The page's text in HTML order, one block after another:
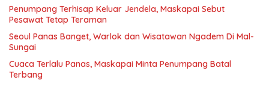
Penumpang Terhisap Keluar Jendela, Maskapai Sebut
Pesawat Tetap Teraman
Seoul Panas Banget, Warlok dan Wisatawan Ngadem Di Mal-
Sungai
Cuaca Terlalu Panas, Maskapai Minta Penumpang Batal
Terbang